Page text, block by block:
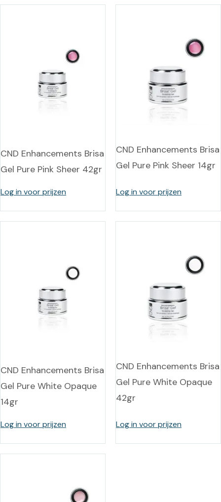
CND Enhancements Brisa
Gel Pure Pink Sheer 42gr
Log in voor prijzen
CND Enhancements Brisa
Gel Pure Pink Sheer 14gr
Log in voor prijzen
CND Enhancements Brisa
Gel Pure White Opaque
14gr
Log in voor prijzen
CND Enhancements Brisa
Gel Pure White Opaque
42gr
Log in voor prijzen